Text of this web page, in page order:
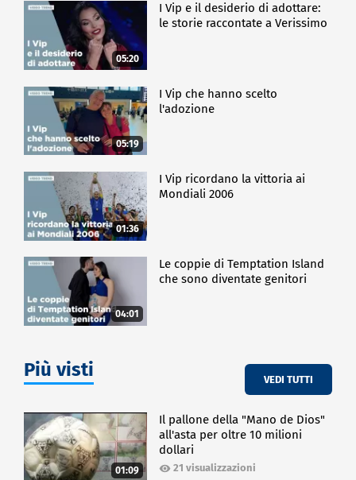
05:20
I Vip e il desiderio di adottare:
le storie raccontate a Verissimo
05:19
I Vip che hanno scelto
l'adozione
01:36
I Vip ricordano la vittoria ai
Mondiali 2006
04:01
Le coppie di Temptation Island
che sono diventate genitori
Più visti VEDI TUTTI
01:09
Il pallone della "Mano de Dios"
all'asta per oltre 10 milioni
dollari
21 visualizzazioni